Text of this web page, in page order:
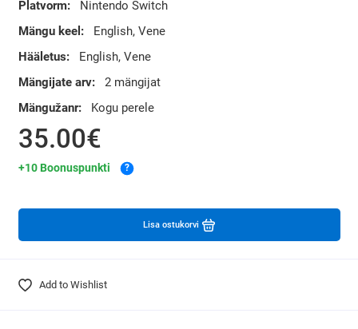
Platvorm:
Nintendo Switch
Mängu keel:
English, Vene
Hääletus:
English, Vene
Mängijate arv:
2 mängijat
Mängužanr:
Kogu perele
35.00€
+10 Boonuspunkti ?
Lisa ostukorvi
Add to Wishlist